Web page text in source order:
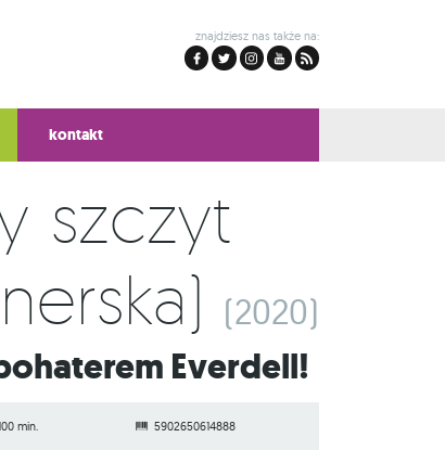
znajdziesz nas także na:
kontakt
szczyt
(2020)
Everdell!
min. 5902650614888